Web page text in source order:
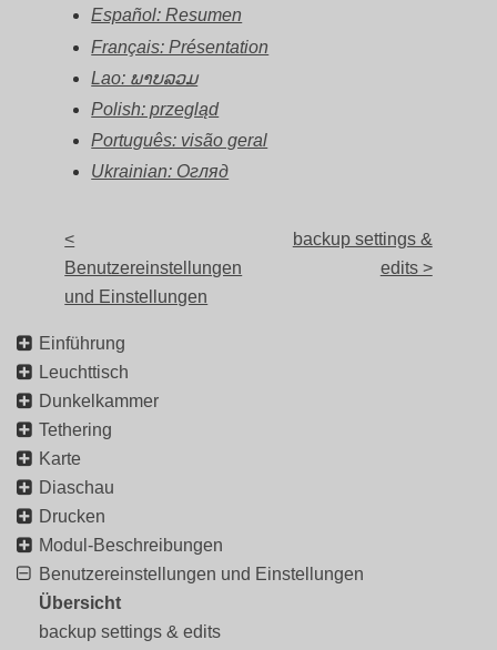
Español: Resumen
Français: Présentation
Lao: ພາບລວມ
Polish: przegląd
Português: visão geral
Ukrainian: Огляд
<
Benutzereinstellungen
und Einstellungen
backup settings &
edits >
Einführung
Leuchttisch
Dunkelkammer
Tethering
Karte
Diaschau
Drucken
Modul-Beschreibungen
Benutzereinstellungen und Einstellungen
Übersicht
backup settings & edits